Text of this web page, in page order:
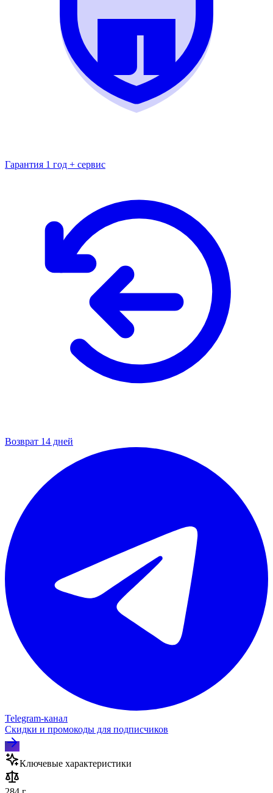
Гарантия 1 год + сервис
Возврат 14 дней
Telegram‑канал
Скидки и промокоды для подписчиков
Ключевые характеристики